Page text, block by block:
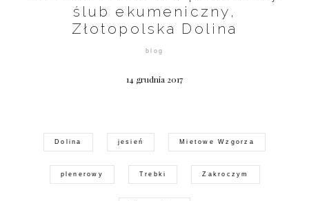
ślub ekumeniczny,
Złotopolska Dolina
blog
14 grudnia 2017
Dolina jesień Mietowe Wzgorza
plenerowy Trebki Zakroczym
©2026 COPYRIGHT FLOTHEMES